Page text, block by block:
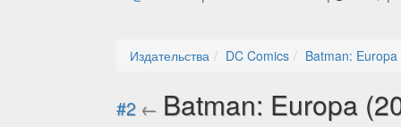
Издательства DC Comics Batman:
#2 ← Batman: Europa